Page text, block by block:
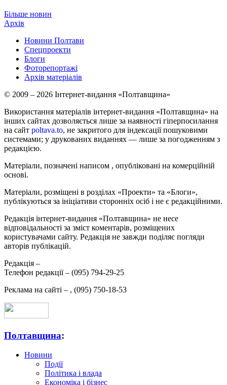
Більше новин
Архів
Новини Полтави
Спецпроекти
Блоги
Фоторепортажі
Архів матеріалів
© 2009 – 2026 Інтернет-видання «Полтавщина»
Використання матеріалів інтернет-видання «Полтавщина» на
інших сайтах дозволяється лише за наявності гіперпосилання
на сайт poltava.to, не закритого для індексації пошуковими
системами; у друкованих виданнях — лише за погодженням з
редакцією.
Матеріали, позначені написом , опубліковані на комерційній
основі.
Матеріали, розміщені в розділах «Проекти» та «Блоги»,
публікуються за ініціативи сторонніх осіб і не є редакційними.
Редакція інтернет-видання «Полтавщина» не несе
відповідальності за зміст коментарів, розміщених
користувачами сайту. Редакція не завжди поділяє погляди
авторів публікацій.
Редакція –
Телефон редакції – (095) 794-29-25
Реклама на сайті – , (095) 750-18-53
Полтавщина:
Новини
Події
Політика і влада
Економіка і бізнес